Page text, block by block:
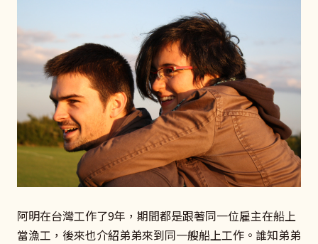
阿明在台灣工作了9年，期間都是跟著同一位雇主在船上
當漁工，後來也介紹弟弟來到同一艘船上工作。誰知弟弟